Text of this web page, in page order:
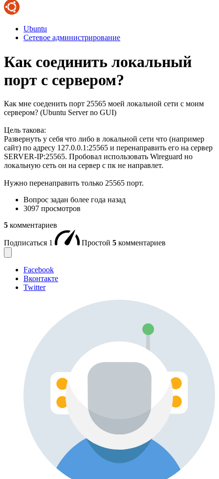
Ubuntu
Сетевое администрирование
Как соединить локальный
порт с сервером?
Как мне соеденить порт 25565 моей локальной сети с моим
сервером? (Ubuntu Server no GUI)
Цель такова:
Развернуть у себя что либо в локальной сети что (например
сайт) по адресу 127.0.0.1:25565 и перенаправить его на сервер
SERVER-IP:25565. Пробовал использовать Wireguard но
локальную сеть он на сервер с пк не направлет.
Нужно перенаправить только 25565 порт.
Вопрос задан более года назад
3097 просмотров
5 комментариев
Подписаться 1 Простой 5 комментариев
Facebook
Вконтакте
Twitter